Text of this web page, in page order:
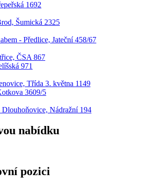
1692
Šumická 2325
- Předlice, Jateční 458/67
ČSA 867
971
Třída 3. května 1149
3609/5
Dlouhoňovice, Nádražní 194
nabídku
pozici